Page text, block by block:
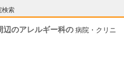
検索
辺のアレルギー科の 病院・クリニ